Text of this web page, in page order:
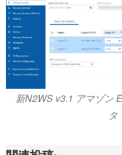
新N2WS v3.1 アマゾン
タ